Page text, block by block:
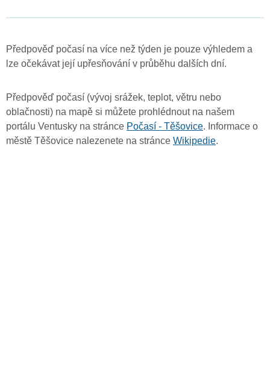
Předpověď počasí na více než týden je pouze výhledem a
lze očekávat její upřesňování v průběhu dalších dní.
Předpověď počasí (vývoj srážek, teplot, větru nebo
oblačnosti) na mapě si můžete prohlédnout na našem
portálu Ventusky na stránce Počasí - Těšovice. Informace o
městě Těšovice nalezenete na stránce Wikipedie.